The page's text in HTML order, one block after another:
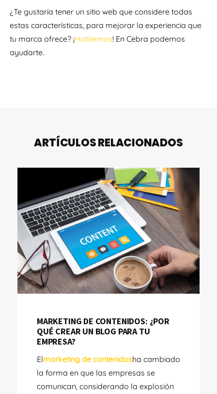
¿Te gustaría tener un sitio web que considere todas
estas características, para mejorar la experiencia que
tu marca ofrece? ¡Hablemos! En Cebra podemos
ayudarte.
ARTÍCULOS RELACIONADOS
MARKETING DE CONTENIDOS: ¿POR
QUÉ CREAR UN BLOG PARA TU
EMPRESA?
Elmarketing de contenidosha cambiado
la forma en que las empresas se
comunican, considerando la explosión